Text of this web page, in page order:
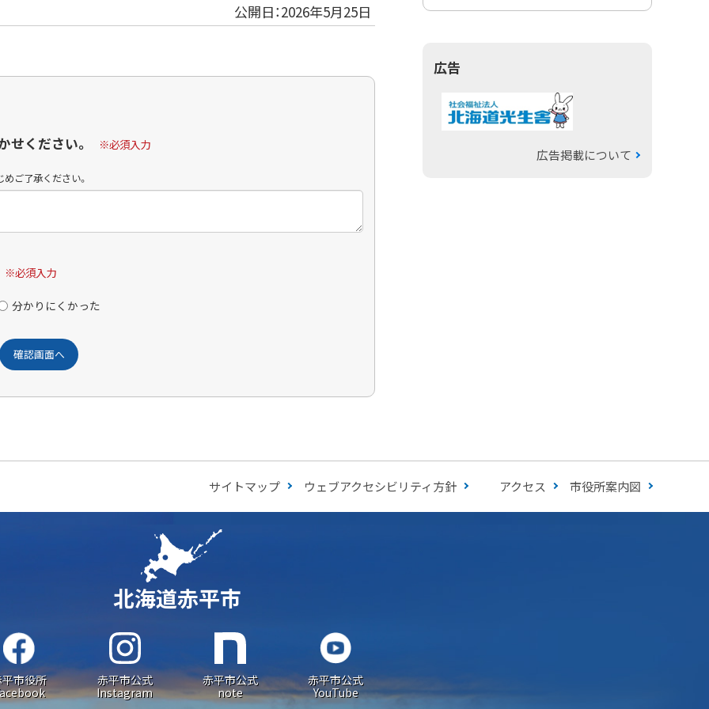
公開日：2026年5月25日
せください。 ※必須入力
ご了承ください。
※必須入力
分かりにくかった
広告
広告掲載について
サイトマップ ウェブアクセシビリティ方針 アクセス 市役所案内図
北海道赤平市
市役所
赤平市公式
Instagram
赤平市公式
note
赤平市公式
YouTube